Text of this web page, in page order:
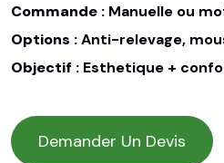
Commande : Manuelle ou
Options :Anti-relevage,
Objectif : Esthetique +
Demander Un Devis